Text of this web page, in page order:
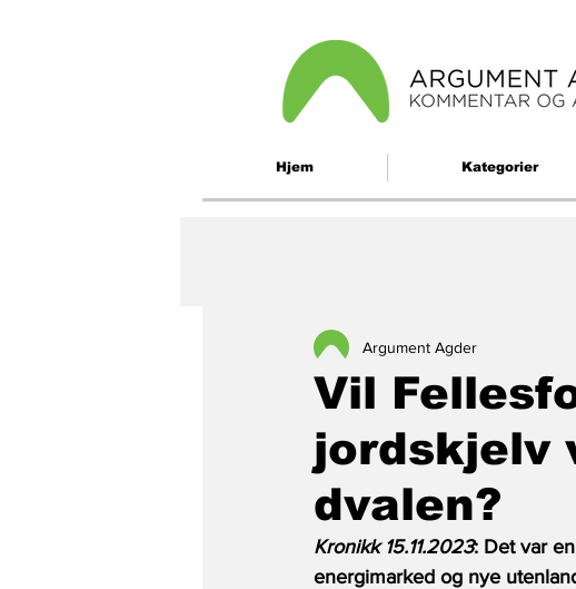
Hjem Kategorier
Vil
jordskjelv
dvalen?
Argument Agder
Kronikk 15.11.2023: Det var
energimarked og nye